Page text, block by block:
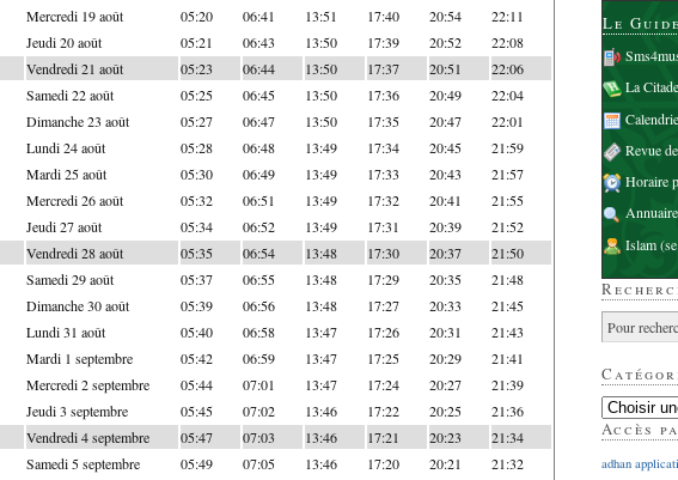
Mercredi 19 août 05:20 06:41 13:51 17:40 20:54 22:11
Jeudi 20 août 05:21 06:43 13:50 17:39 20:52 22:08
Vendredi 21 août 05:23 06:44 13:50 17:37 20:51 22:06
Samedi 22 août 05:25 06:45 13:50 17:36 20:49 22:04
Dimanche 23 août 05:27 06:47 13:50 17:35 20:47 22:01
Lundi 24 août 05:28 06:48 13:49 17:34 20:45 21:59
Mardi 25 août 05:30 06:49 13:49 17:33 20:43 21:57
Mercredi 26 août 05:32 06:51 13:49 17:32 20:41 21:55
Jeudi 27 août 05:34 06:52 13:49 17:31 20:39 21:52
Vendredi 28 août 05:35 06:54 13:48 17:30 20:37 21:50
Samedi 29 août 05:37 06:55 13:48 17:29 20:35 21:48
Dimanche 30 août 05:39 06:56 13:48 17:27 20:33 21:45
Lundi 31 août 05:40 06:58 13:47 17:26 20:31 21:43
Mardi 1 septembre 05:42 06:59 13:47 17:25 20:29 21:41
Mercredi 2 septembre 05:44 07:01 13:47 17:24 20:27 21:39
Jeudi 3 septembre 05:45 07:02 13:46 17:22 20:25 21:36
Vendredi 4 septembre 05:47 07:03 13:46 17:21 20:23 21:34
Samedi 5 septembre 05:49 07:05 13:46 17:20 20:21 21:32
Le
La
Revue
Horaire
Islam
Accès
adhan